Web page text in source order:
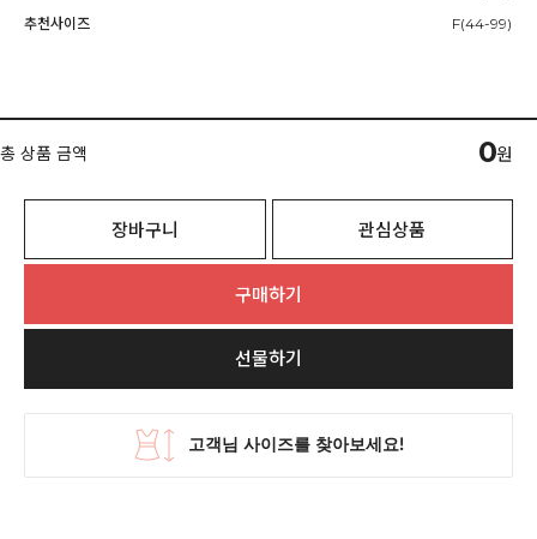
추천사이즈
F(44-99)
총 상품 금액 0원
장바구니 관심상품
구매하기
선물하기